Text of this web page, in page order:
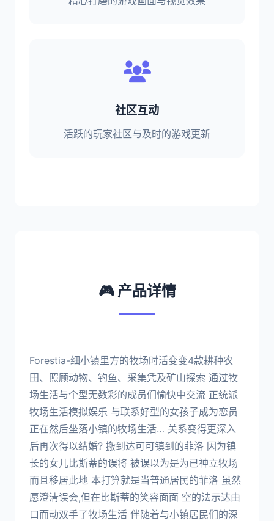
社区互动
活跃的玩家社区与及时的游戏更新
🎮 产品详情
Forestia-细小镇里方的牧场时活变变4款耕种农
田、照顾动物、钓鱼、采集凭及矿山探索 通过牧
场生活与个型无数彩的成员们愉快中交流 正统派
牧场生活模拟娱乐 与联系好型的女孩子成为恋员
正在然后坐落小镇的牧场生活… 关系变得更深入
后再次得以结婚? 搬到达可可镇到的菲洛 因为镇
长的女儿比斯蒂的误将 被误以为是为已神立牧场
而且移居此地 本打算就是当普通居民的菲洛 虽然
愿澄清误会,但在比斯蒂的笑容面面 空的法示达由
口而动双手了牧场生活 伴随着与小镇居民们的深